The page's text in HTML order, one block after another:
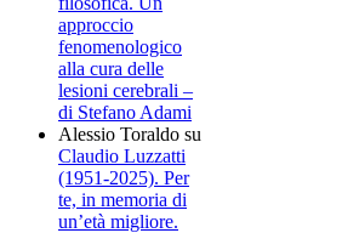
approccio
fenomenologico
alla cura delle
lesioni cerebrali –
di Stefano Adami
Alessio Toraldo su
Claudio Luzzatti
(1951-2025). Per
te, in memoria di
un’età migliore.